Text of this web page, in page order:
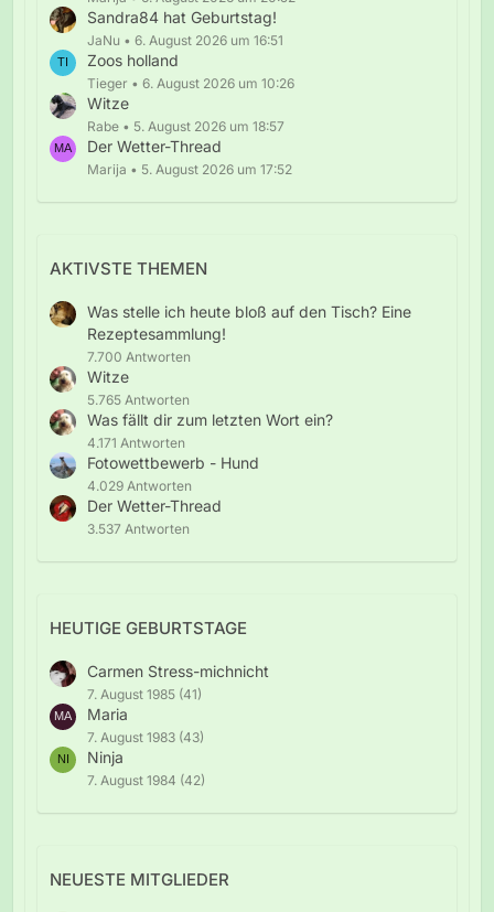
Sandra84 hat Geburtstag!
JaNu 6. August 2026 um 16:51
Zoos holland
Tieger 6. August 2026 um 10:26
Witze
Rabe 5. August 2026 um 18:57
Der Wetter-Thread
Marija 5. August 2026 um 17:52
AKTIVSTE THEMEN
Was stelle ich heute bloß auf den Tisch? Eine
Rezeptesammlung!
7.700 Antworten
Witze
5.765 Antworten
Was fällt dir zum letzten Wort ein?
4.171 Antworten
Fotowettbewerb - Hund
4.029 Antworten
Der Wetter-Thread
3.537 Antworten
HEUTIGE GEBURTSTAGE
Carmen Stress-michnicht
7. August 1985 (41)
Maria
7. August 1983 (43)
Ninja
7. August 1984 (42)
NEUESTE MITGLIEDER